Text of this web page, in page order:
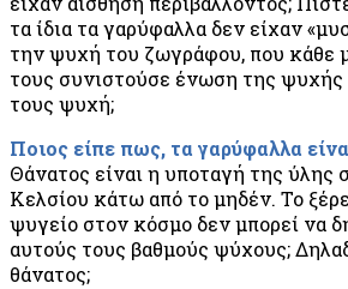
τα ίδια τα γαρύφαλλα δεν είχαν
την ψυχή του ζωγράφου, που κάθε
τους συνιστούσε ένωση της ψυχής
τους ψυχή;
Ποιος είπε πως, τα γαρύφαλλα
Θάνατος είναι η υποταγή της ύλης
Κελσίου κάτω από το μηδέν. Το
ψυγείο στον κόσμο δεν μπορεί να
αυτούς τους βαθμούς ψύχους;
θάνατος;